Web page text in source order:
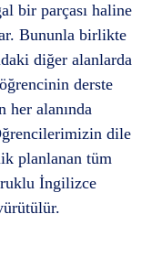
bir parçası haline
Bununla birlikte
diğer alanlarda
derste
her alanında
dile
planlanan tüm
İngilizce